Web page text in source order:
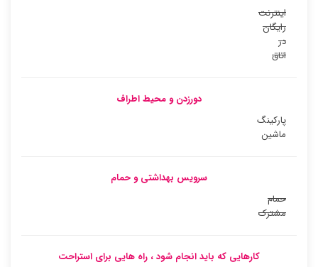
اینترنت
رایگان
در
اتاق
دورزدن و محیط اطراف
پارکینگ
ماشین
سرویس بهداشتی و حمام
حمام
مشترک
کارهایی که باید انجام شود ، راه هایی برای استراحت